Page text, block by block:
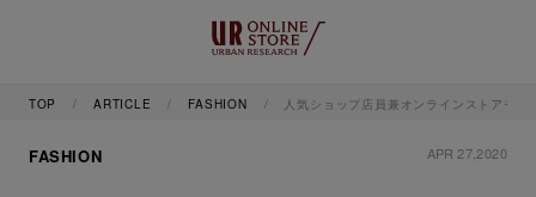
TOP ARTICLE FASHION 人気ショップ店員兼オンラインストアモデ
FASHION APR 27,2020